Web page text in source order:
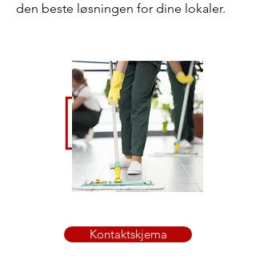
den beste løsningen for dine lokaler.
Kontaktskjema